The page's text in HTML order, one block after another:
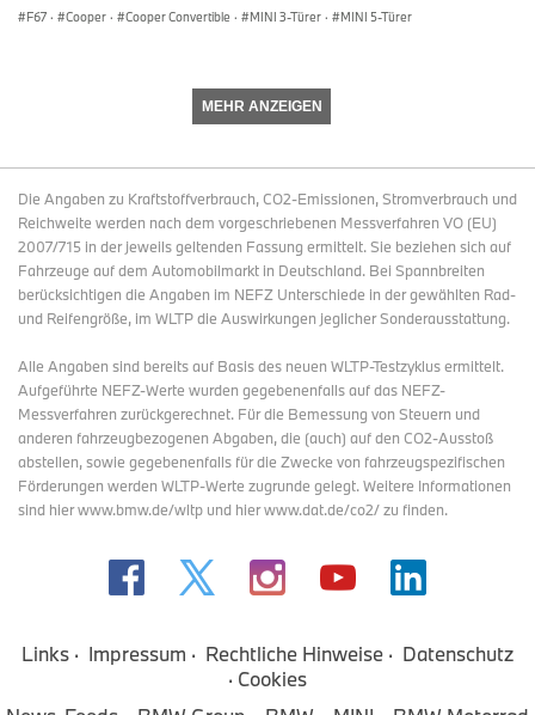
F67 · Cooper · Cooper Convertible · MINI 3-Türer · MINI 5-Türer
MEHR ANZEIGEN
Die Angaben zu Kraftstoffverbrauch, CO2-Emissionen, Stromverbrauch und
Reichweite werden nach dem vorgeschriebenen Messverfahren VO (EU)
2007/715 in der jeweils geltenden Fassung ermittelt. Sie beziehen sich auf
Fahrzeuge auf dem Automobilmarkt in Deutschland. Bei Spannbreiten
berücksichtigen die Angaben im NEFZ Unterschiede in der gewählten Rad-
und Reifengröße, im WLTP die Auswirkungen jeglicher Sonderausstattung.
Alle Angaben sind bereits auf Basis des neuen WLTP-Testzyklus ermittelt.
Aufgeführte NEFZ-Werte wurden gegebenenfalls auf das NEFZ-
Messverfahren zurückgerechnet. Für die Bemessung von Steuern und
anderen fahrzeugbezogenen Abgaben, die (auch) auf den CO2-Ausstoß
abstellen, sowie gegebenenfalls für die Zwecke von fahrzeugspezifischen
Förderungen werden WLTP-Werte zugrunde gelegt. Weitere Informationen
sind hier www.bmw.de/wltp und hier www.dat.de/co2/ zu finden.
Links Impressum Rechtliche Hinweise
Datenschutz
Cookies